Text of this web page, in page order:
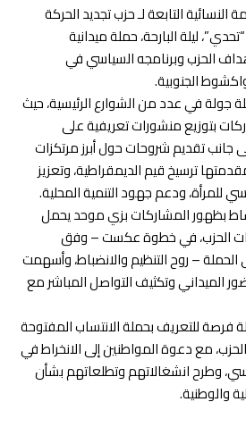
التابعة لـحزب تجديد الحركة
، ليلة البارحة، حملة ميدانية
الحزب وبرنامجه السياسي في
الجنوبية.
جولة في عدد من الشوارع الرئيسية، حيث
بتوزيع منشورات تعريفية على
جانب تقديم شروحات حول أبرز مرتكزات
ترسيخ قيم الديمقراطية، وتعزيز
للمرأة، ودعم جهود التنمية المحلية.
بظهور المشاركات بزي موحد يحمل
الحزب، في خطوة عكست – وفق
الحملة – روح التنظيم والانضباط، وأسهمت
الميداني وتكثيف التواصل المباشر مع
فرصة للتعريف بحملة الانتساب المفتوحة
مع دعوة المواطنين إلى الانخراط في
وطرح انشغالاتهم وتطلعاتهم بشأن
والوطنية.